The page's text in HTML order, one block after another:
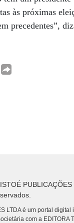
às próximas
precedentes”,
PUBLICAÇÕES
LTDA é um portal
com a EDITORA